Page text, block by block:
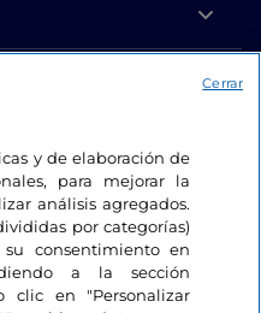
y de elaboración de
para mejorar la
análisis agregados.
por categorías)
consentimiento en
a la sección
clic en "Personalizar
Cerrar